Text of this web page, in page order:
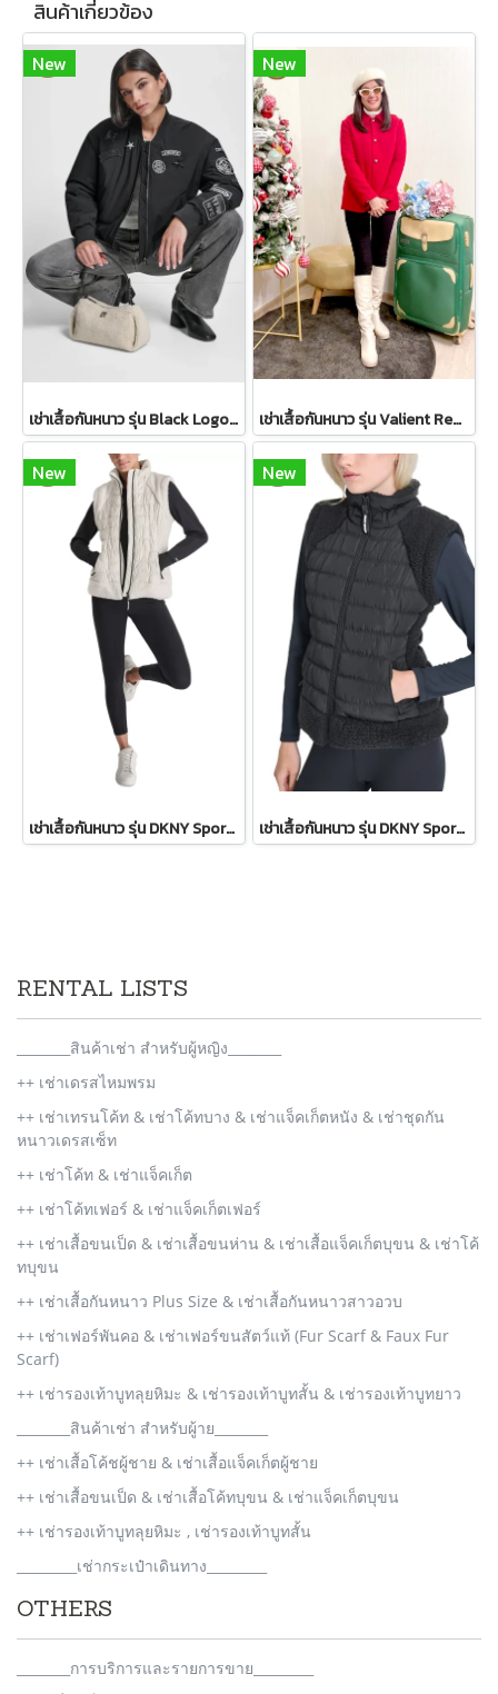
สินค้าเกี่ยวข้อง
New
เช่าเสื้อกันหนาว รุ่น Black Logo Patch Bomber Jacket WINTERCLOTHFA0298
New
เช่าเสื้อกันหนาว รุ่น Valient Red PeaCoat 2110GCL1689FARE1
New
เช่าเสื้อกันหนาว รุ่น DKNY Sport Sherpa-Trim Puffer Vest - Ivory WINTERCLOTHFA0151
New
เช่าเสื้อกันหนาว รุ่น DKNY Sport Sherpa-Trim Puffer Vest WINTERCLOTHFA0297
RENTAL LISTS
________สินค้าเช่า สำหรับผู้หญิง________
++ เช่าเดรสไหมพรม
++ เช่าเทรนโค้ท & เช่าโค้ทบาง & เช่าแจ็คเก็ตหนัง & เช่าชุดกัน
หนาวเดรสเซ็ท
++ เช่าโค้ท & เช่าแจ็คเก็ต
++ เช่าโค้ทเฟอร์ & เช่าแจ็คเก็ตเฟอร์
++ เช่าเสื้อขนเป็ด & เช่าเสื้อขนห่าน & เช่าเสื้อแจ็คเก็ตบุขน & เช่าโค้
ทบุขน
++ เช่าเสื้อกันหนาว Plus Size & เช่าเสื้อกันหนาวสาวอวบ
++ เช่าเฟอร์พันคอ & เช่าเฟอร์ขนสัตว์แท้ (Fur Scarf & Faux Fur
Scarf)
++ เช่ารองเท้าบูทลุยหิมะ & เช่ารองเท้าบูทสั้น & เช่ารองเท้าบูทยาว
________สินค้าเช่า สำหรับผู้าย________
++ เช่าเสื้อโค้ชผู้ชาย & เช่าเสื้อแจ็คเก็ตผู้ชาย
++ เช่าเสื้อขนเป็ด & เช่าเสื้อโค้ทบุขน & เช่าแจ็คเก็ตบุขน
++ เช่ารองเท้าบูทลุยหิมะ , เช่ารองเท้าบูทสั้น
_________เช่ากระเป๋าเดินทาง_________
OTHERS
________การบริการและรายการขาย_________